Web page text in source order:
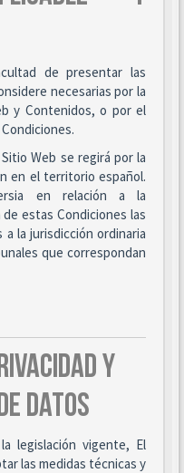
de presentar las
necesarias por la
y Contenidos, o por el
Web se regirá por la
en el territorio español.
en relación a la
estas Condiciones las
la jurisdicción ordinaria
que correspondan
Y
DATOS
legislación vigente, El
las medidas técnicas y